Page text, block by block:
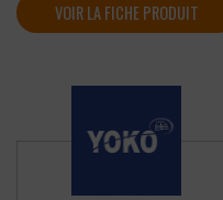
VOIR LA FICHE PRODUIT